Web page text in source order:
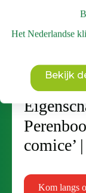
Het Nederlandse
Bekijk
comice’
Kom langs